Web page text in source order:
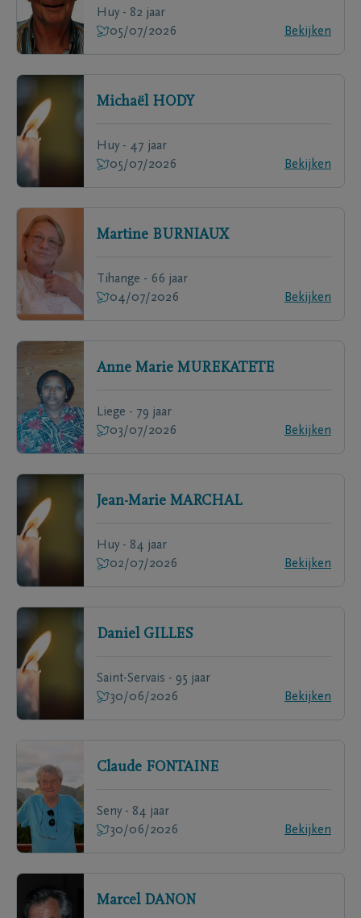
Huy - 82 jaar
05/07/2026
Bekijken
Michaël HODY
Huy - 47 jaar
05/07/2026
Bekijken
Martine BURNIAUX
Tihange - 66 jaar
04/07/2026
Bekijken
Anne Marie MUREKATETE
Liege - 79 jaar
03/07/2026
Bekijken
Jean-Marie MARCHAL
Huy - 84 jaar
02/07/2026
Bekijken
Daniel GILLES
Saint-Servais - 95 jaar
30/06/2026
Bekijken
Claude FONTAINE
Seny - 84 jaar
30/06/2026
Bekijken
Marcel DANON